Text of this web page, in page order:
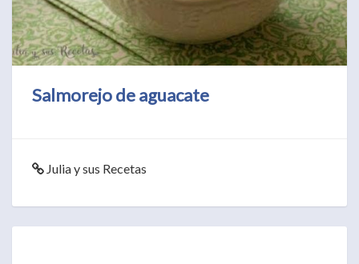
Salmorejo de aguacate
Julia y sus Recetas